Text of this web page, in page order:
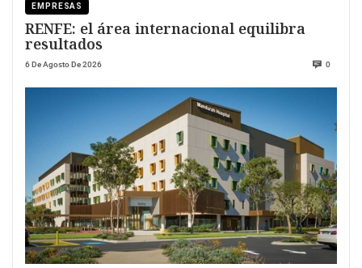
EMPRESAS
RENFE: el área internacional equilibra
resultados
6 De Agosto De 2026 0